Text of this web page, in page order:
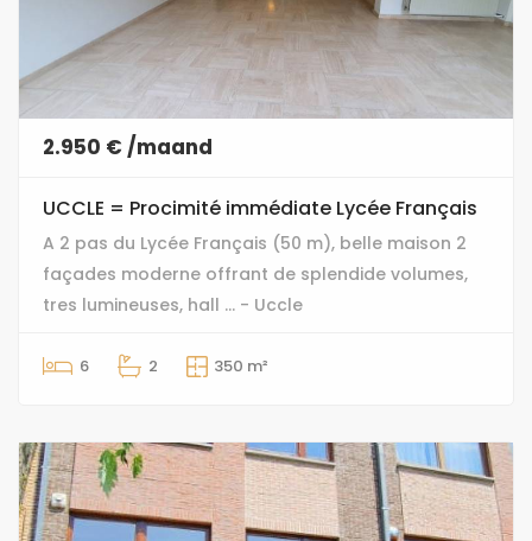
2.950 € /maand
UCCLE = Procimité immédiate Lycée Français
A 2 pas du Lycée Français (50 m), belle maison 2
façades moderne offrant de splendide volumes,
tres lumineuses, hall ... - Uccle
6 2 350 m²